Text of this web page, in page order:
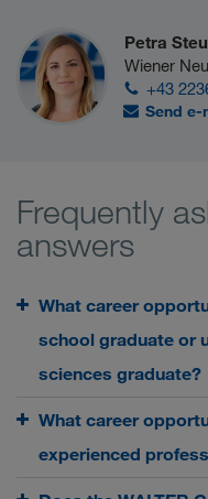
Petra
Wiener
+43
Send e-
Frequently
answers
What career
school graduate or
sciences graduate?
What career
experienced